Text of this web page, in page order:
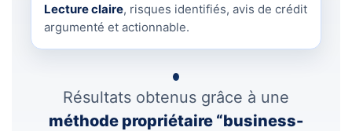
Lecture claire, risques identifiés, avis de crédit
argumenté et actionnable.
Résultats obtenus grâce à une
méthode propriétaire “business-